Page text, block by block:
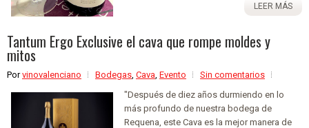
LEER MÁS
Tantum Ergo Exclusive el cava que rompe moldes y
mitos
Porvinovalenciano Bodegas Cava Evento
Sin comentarios
"Después de diez años durmiendo en lo
más profundo de nuestra bodega de
Requena, este Cava es la mejor manera de